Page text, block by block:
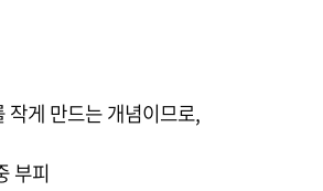
작게 만드는 개념이므로,
부피